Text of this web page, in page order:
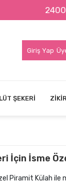
2400 ₺
Giriş Yap
ŞEKERİ
İçin İsme
Piramit Külah ile